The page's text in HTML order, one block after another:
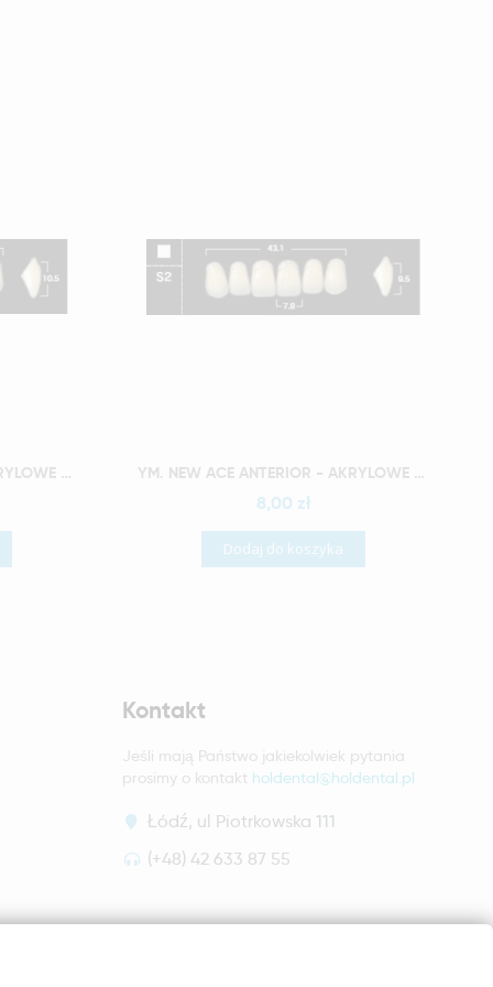
YM. NEW ACE ANTERIOR - AKRYLOWE ZĘBY SZTUCZNE - D3-O5 Szybki podgląd YM. NEW ACE ANTERIOR - AKRYLOWE ZĘBY SZTUCZNE - D3-S2
8,00 zł
Dodaj do koszyka
Kontakt
Jeśli mają Państwo jakiekolwiek pytania
prosimy o kontakt holdental@holdental.pl
Łódź, ul Piotrkowska 111
(+48) 42 633 87 55